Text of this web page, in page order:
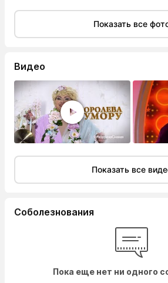
Показать все
Видео
Показать все
Соболезнования
Пока еще нет ни одного